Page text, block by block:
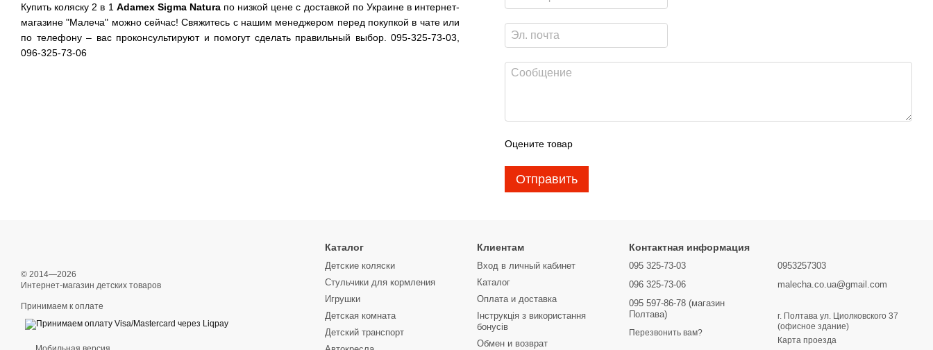
Купить коляску 2 в 1 Adamex Sigma Natura по низкой цене с доставкой по Украине в интернет-
магазине "Малеча" можно сейчас! Свяжитесь с нашим менеджером перед покупкой в ​​чате или
по телефону – вас проконсультируют и помогут сделать правильный выбор. 095-325-73-03,
096-325-73-06
Оцените товар
Отправить
© 2014—2026
Интернет-магазин детских товаров
Принимаем к оплате
Каталог
Детские коляски
Стульчики для кормления
Игрушки
Детская комната
Детский транспорт
Клиентам
Вход в личный кабинет
Каталог
Оплата и доставка
Інструкція з використання
бонусів
Обмен и возврат
Контактная информация
095 325-73-03
096 325-73-06
095 597-86-78 (магазин
Полтава)
Перезвонить вам?
0953257303
malecha.co.ua@gmail.com
г. Полтава ул. Циолковского 37
(офисное здание)
Карта проезда